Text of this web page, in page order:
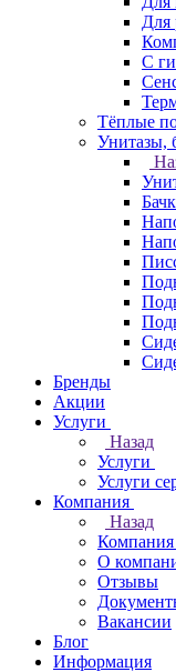
Для
С
Тёплые
Унитазы,
Бренды
Акции
Услуги
Назад
Услуги
Услуги
Компания
Назад
Компания
О
Отзывы
Вакансии
Блог
Информация